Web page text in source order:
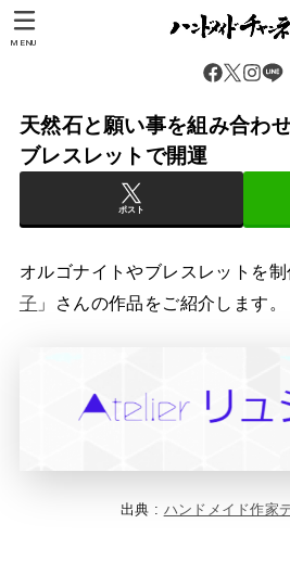
MENU
天然石と願い事を組み合わ
ブレスレットで開運
ポスト
オルゴナイトやブレスレットを
子 」さんの作品をご紹介します。
出典 : ハンドメイド作家